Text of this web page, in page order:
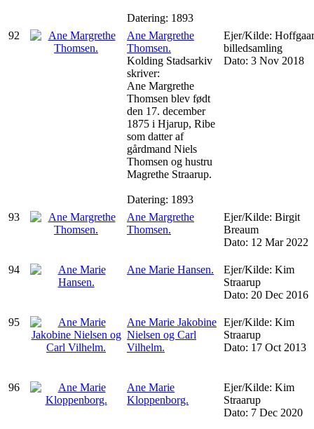
Datering: 1893
92
Ane Margrethe
Thomsen.
Kolding Stadsarkiv
skriver:
Ane Margrethe
Thomsen blev født
den 17. december
1875 i Hjarup, Ribe
som datter af
gårdmand Niels
Thomsen og hustru
Magrethe Straarup.
Datering: 1893
Ejer/Kilde:
billedsamling
Dato: 3 Nov 2018
93
Ane Margrethe
Thomsen.
Ejer/Kilde: Birgit
Breaum
Dato: 12 Mar 2022
94 Ane Marie Hansen.
Ejer/Kilde: Kim
Straarup
Dato: 20 Dec 2016
95
Ane Marie Jakobine
Nielsen og Carl
Vilhelm.
Ejer/Kilde: Kim
Straarup
Dato: 17 Oct 2013
96
Ane Marie
Kloppenborg.
Ejer/Kilde: Kim
Straarup
Dato: 7 Dec 2020